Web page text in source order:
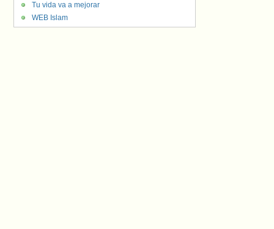
Tu vida va a mejorar
WEB Islam